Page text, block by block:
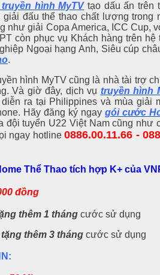
hình MyTVtạo dấu ấn trên
giải đấu thể thao chất lượng
như giải Copa America, ICC Cup,
còn phục vụ Khách hàng trên hệ
Ngoại hạng Anh, Siêu cúp
.
hình MyTV cũng là nhà tài trợ
Và giờ đây, dịch vụ truyền hình
ra tại Philippines và mùa giải
Hãy đăng ký ngaygói cước
đội tuyển U22 Việt Nam cũng như
ngay hotline0886.00.11.66 -
Thể Thao tích hợp K+ của
đồng
thêm 1 tháng cước sử dụng
tặng thêm 3 tháng cước sử dụng